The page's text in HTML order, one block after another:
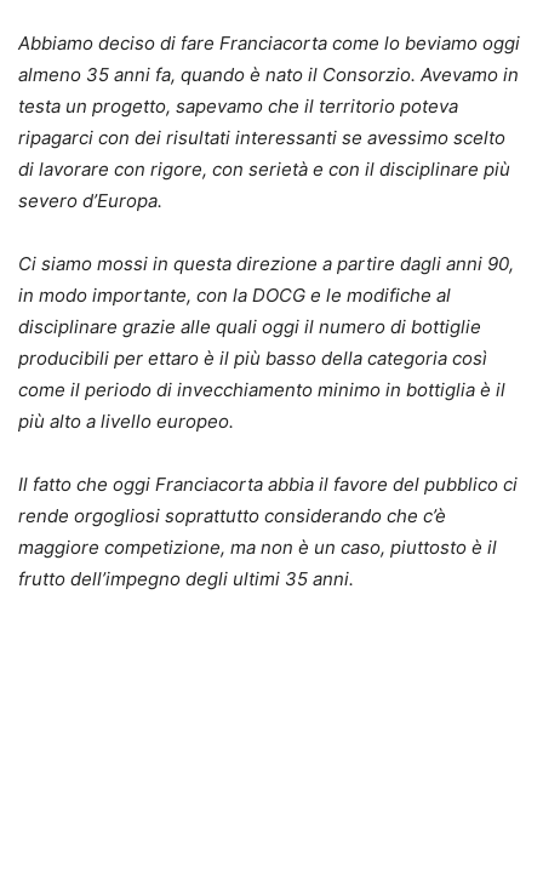
Abbiamo deciso di fare Franciacorta come lo beviamo oggi
almeno 35 anni fa, quando è nato il Consorzio. Avevamo in
testa un progetto, sapevamo che il territorio poteva
ripagarci con dei risultati interessanti se avessimo scelto
di lavorare con rigore, con serietà e con il disciplinare più
severo d’Europa.
Ci siamo mossi in questa direzione a partire dagli anni 90,
in modo importante, con la DOCG e le modifiche al
disciplinare grazie alle quali oggi il numero di bottiglie
producibili per ettaro è il più basso della categoria così
come il periodo di invecchiamento minimo in bottiglia è il
più alto a livello europeo.
Il fatto che oggi Franciacorta abbia il favore del pubblico ci
rende orgogliosi soprattutto considerando che c’è
maggiore competizione, ma non è un caso, piuttosto è il
frutto dell’impegno degli ultimi 35 anni.